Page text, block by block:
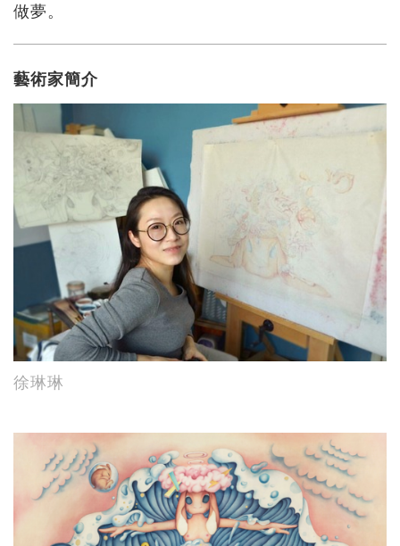
做夢。
藝術家簡介
徐琳琳